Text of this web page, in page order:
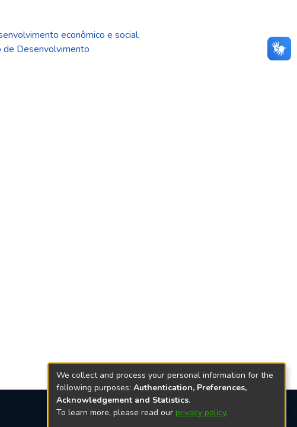
econômico e social,
de Desenvolvimento
We collect and process your personal information for the
following purposes: Authentication, Preferences,
Acknowledgement and Statistics.
To learn more, please read our privacy policy.